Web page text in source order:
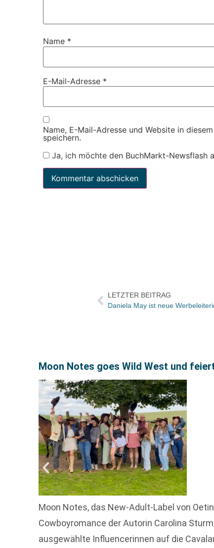
Name *
E-Mail-Adresse *
Name, E-Mail-Adresse und Website in
speichern.
Ja, ich möchte den BuchMarkt-Newsflash
LETZTER BEITRAG
Daniela May ist neue
Moon Notes goes Wild West und
Moon Notes, das New-Adult-Label von
Cowboyromance der Autorin Carolina
ausgewählte Influencerinnen auf die